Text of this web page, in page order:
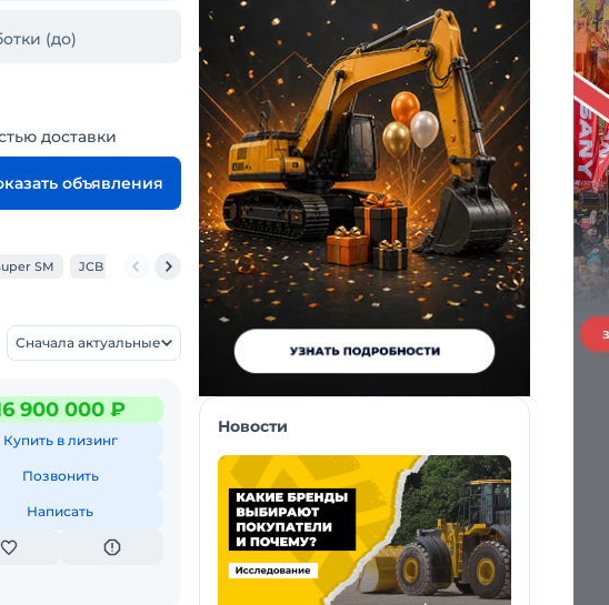
(до)
доставки
объявления
SM JCB 3DX Plus JCB 2CX JCB 3CX SM JCB 3DX
Сначала актуальные
900 000 ₽
Купить в лизинг
Позвонить
Написать
Новости